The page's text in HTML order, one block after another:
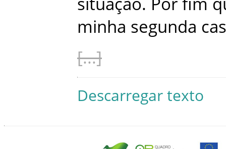
minha segunda
Descarregar texto